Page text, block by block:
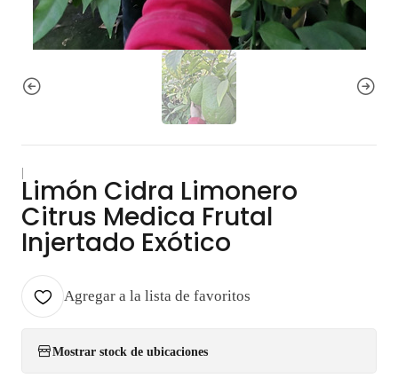
Limón Cidra Limonero
Citrus Medica Frutal
Injertado Exótico
Agregar a la lista de favoritos
Mostrar stock de ubicaciones